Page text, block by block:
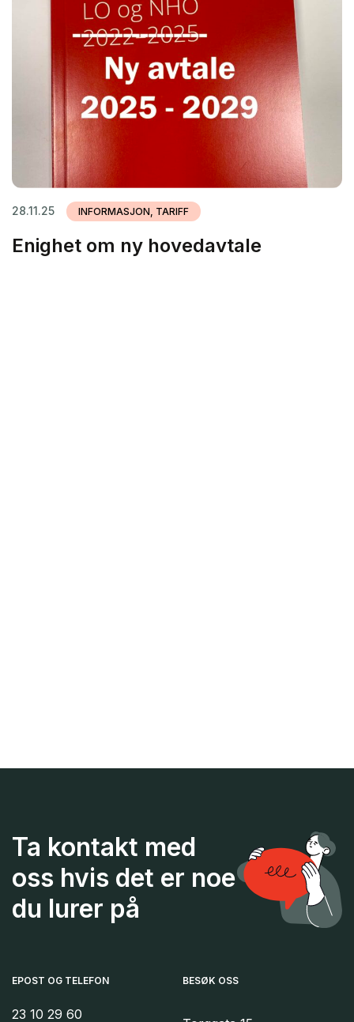
28.11.25 INFORMASJON, TARIFF
Enighet om ny hovedavtale
Ta kontakt med
oss hvis det er noe
du lurer på
EPOST OG TELEFON
23 10 29 60
BESØK OSS